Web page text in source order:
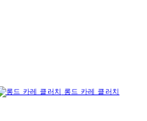
롱드 카레 클러치